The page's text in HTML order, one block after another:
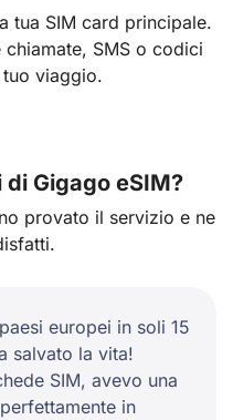
tua SIM card principale.
SMS o codici
viaggio.
Gigago eSIM?
provato il servizio e ne
europei in soli 15
salvato la vita!
SIM, avevo una
in